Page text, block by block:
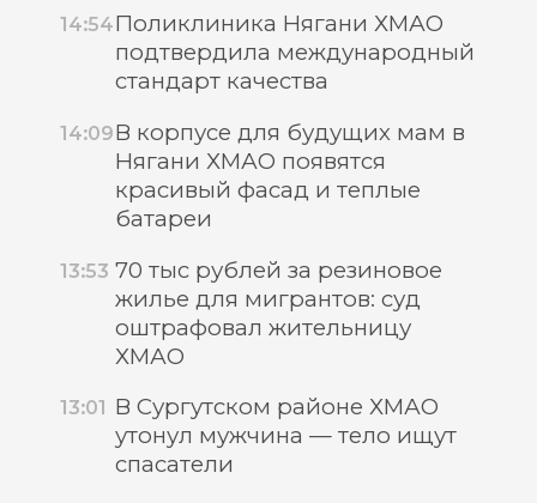
14:54Поликлиника Нягани ХМАО
подтвердила международный
стандарт качества
14:09В корпусе для будущих мам в
Нягани ХМАО появятся
красивый фасад и теплые
батареи
13:53 70 тыс рублей за резиновое
жилье для мигрантов: суд
оштрафовал жительницу
ХМАО
13:01 В Сургутском районе ХМАО
утонул мужчина — тело ищут
спасатели